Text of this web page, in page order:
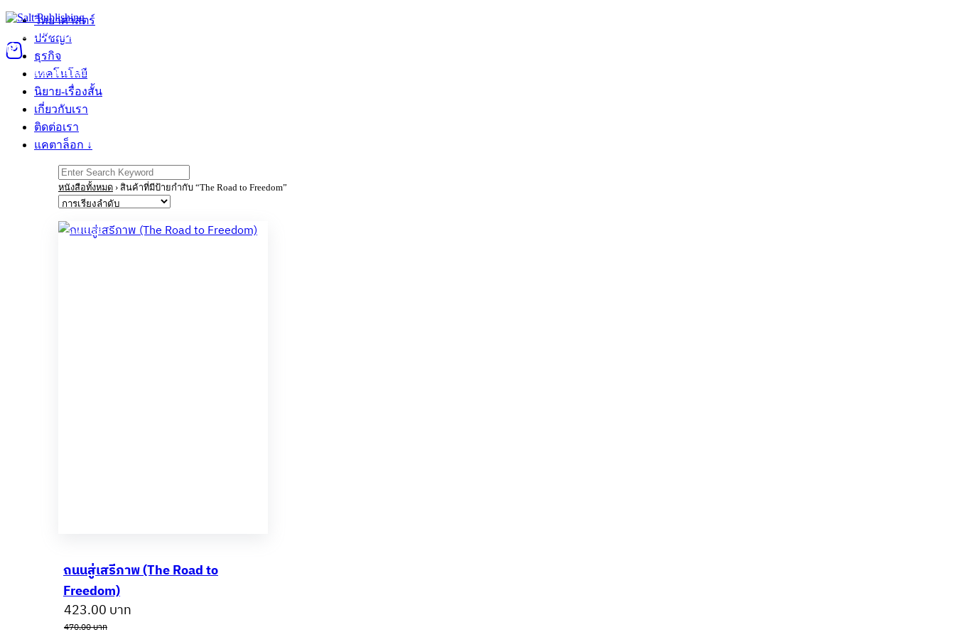
Skip
content
วิทยาศาสตร์ปรัชญา
0
ติดตามสินค้า
วิทยาศาสตร์
ปรัชญา
ธุรกิจ
เทคโนโลยี
นิยาย-เรื่องสั้น
เกี่ยวกับเรา
ติดต่อเรา
แคตาล็อก ↓
Search
for:
หนังสือทั้งหมด › สินค้าที่มีป้ายกำกับ “The Road to Freedom”
Sale 10%
ถนนสู่เสรีภาพ (The Road to
Freedom)
470.00บาท
Original
price
423.00 บาท